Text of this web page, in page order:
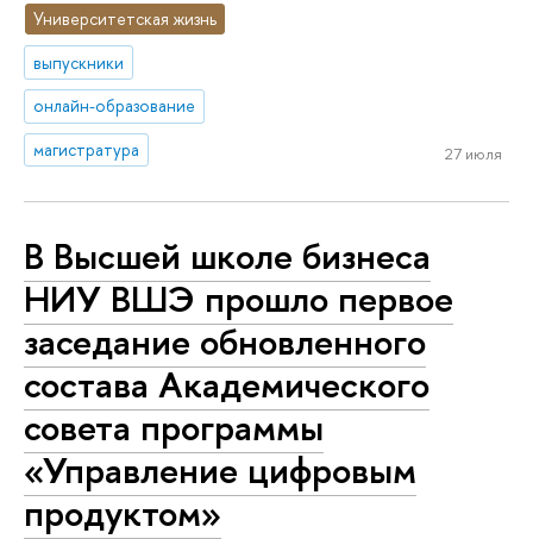
Университетская жизнь
выпускники
онлайн-образование
магистратура
27 июля
В Высшей школе бизнеса
НИУ ВШЭ прошло первое
заседание обновленного
состава Академического
совета программы
«Управление цифровым
продуктом»